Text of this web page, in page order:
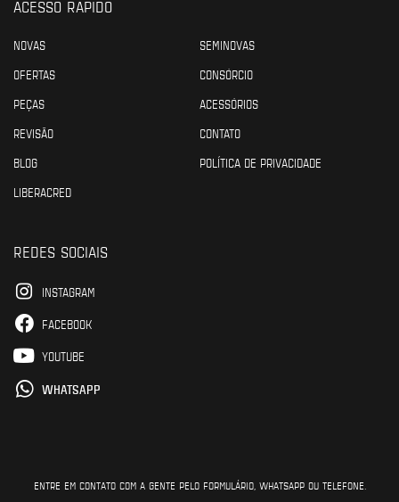
ACESSO RÁPIDO
NOVAS
SEMINOVAS
OFERTAS
CONSÓRCIO
PEÇAS
ACESSÓRIOS
REVISÃO
CONTATO
BLOG
POLÍTICA DE PRIVACIDADE
LIBERACRED
REDES SOCIAIS
INSTAGRAM
FACEBOOK
YOUTUBE
WHATSAPP
ENTRE EM CONTATO COM A GENTE PELO FORMULÁRIO, WHATSAPP OU TELEFONE.